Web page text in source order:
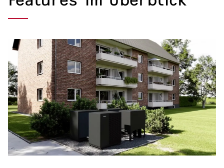
Kochendwassergeräte
Händetrockner
LÜFTEN
Lüftungsanlagen